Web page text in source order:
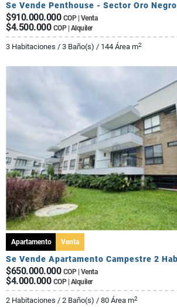
Se Vende Penthouse - Sector Oro Negro
$910.000.000 COP | Venta
$4.500.000 COP | Alquiler
3 Habitaciones / 3 Baño(s) / 144 Área m2
Apartamento Venta
$650.000.000 COP | Venta
$4.000.000 COP | Alquiler
2 Habitaciones / 2 Baño(s) / 80 Área m2